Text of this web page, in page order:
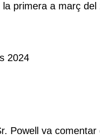
primera a març del
Powell va comentar